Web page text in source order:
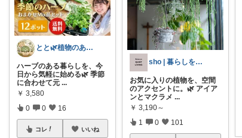
とと🌿植物のある暮らし
ハーブのある暮らしを、今
日から気軽に始める🌿 季節
に合わせて元 ...
￥ 3,580
0 0 16
コレ いいね
sho | 暮らしを整える帖
お気に入りの植物を、空間
のアクセントに。🌿 アイア
ンとマクラメ ...
￥ 3,190～
1 0 101